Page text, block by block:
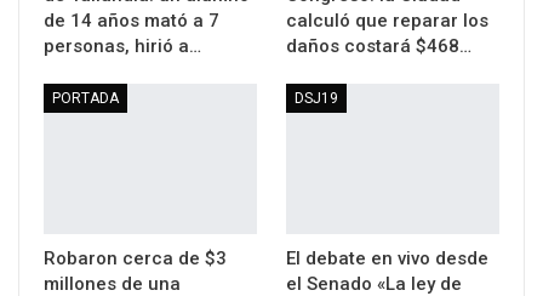
de 14 años mató a 7
personas, hirió a…
calculó que reparar los
daños costará $468…
PORTADA
Robaron cerca de $3
millones de una
DSJ19
El debate en vivo desde
el Senado «La ley de